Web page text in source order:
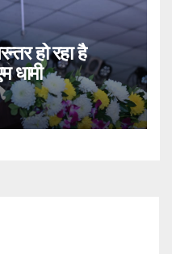
हो रहा है
धामी